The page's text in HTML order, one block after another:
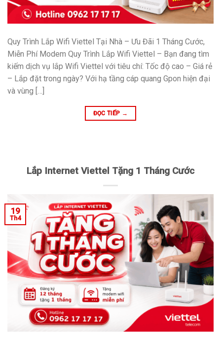
Quy Trình Lắp Wifi Viettel Tại Nhà – Ưu Đãi 1 Tháng Cước,
Miễn Phí Modem Quy Trình Lắp Wifi Viettel – Bạn đang tìm
kiếm dịch vụ lắp Wifi Viettel với tiêu chí: Tốc độ cao – Giá rẻ
– Lắp đặt trong ngày? Với hạ tầng cáp quang Gpon hiện đại
và vùng […]
ĐỌC TIẾP →
Lắp Internet Viettel Tặng 1 Tháng Cước
19
Th4